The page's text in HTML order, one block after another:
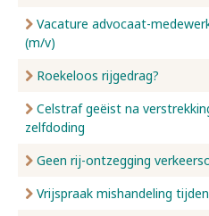
Vacature advocaat-
(m/v)
Roekeloos rijgedrag?
Celstraf geëist na
zelfdoding
Geen rij-ontzegging
Vrijspraak mishandeling